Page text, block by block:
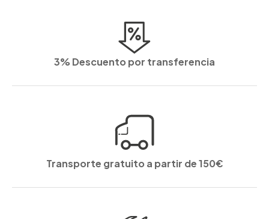
3% Descuento por transferencia
Transporte gratuito a partir de 150€